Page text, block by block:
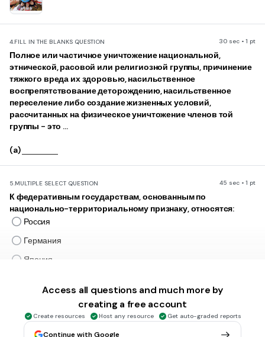
4.FILL IN THE BLANKS QUESTION 30 sec • 1 pt
Полное или частичное уничтожение национальной,
этнической, расовой или религиозной группы, причинение
тяжкого вреда их здоровью, насильственное
воспрепятствование деторождению, насильственное
переселение либо создание жизненных условий,
рассчитанных на физическое уничтожение членов той
группы - это ...
(a)
5.MULTIPLE SELECT QUESTION 45 sec • 1 pt
К федеративным государствам, основанным по
национально-территориальному признаку, относятся:
Россия
Германия
Япония
MULTIPLE CHOICE QUESTION
Выберите понятие, обозначающее слияние этносов, при
Access all questions and much more by
creating a free account
Create resources Host any resource Get auto-graded reports
Continue with Google